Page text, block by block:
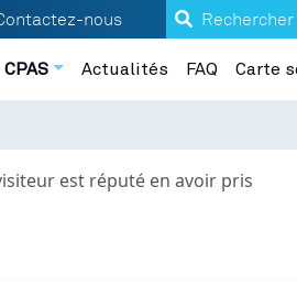
Search
nous
CPAS Actualités FAQ Carte
Conditions
est réputé en avoir pris